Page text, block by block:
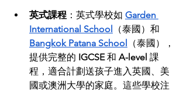
英式課程 ：英式學校如 Garden
International School （泰國）和
Bangkok Patana School （泰國），
提供完整的 IGCSE 和 A-level 課
程，適合計劃送孩子進入英國、美
國或澳洲大學的家庭。這些學校注